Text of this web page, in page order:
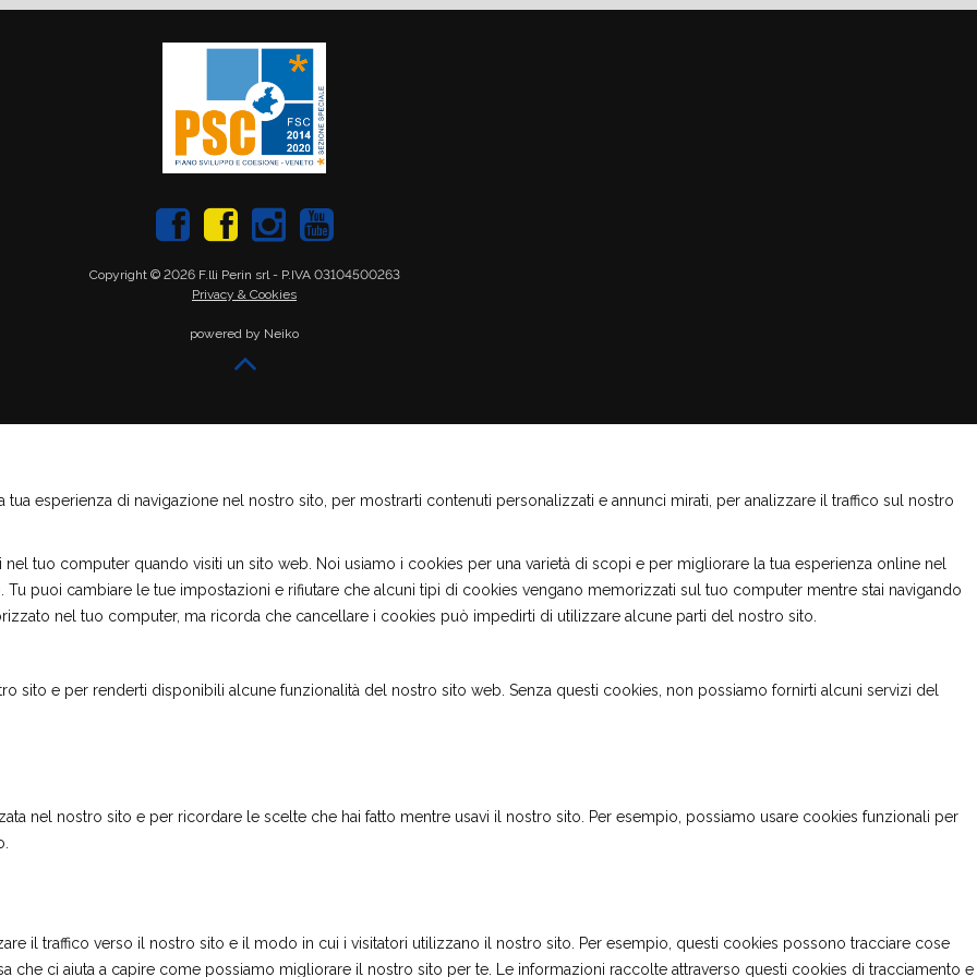
Copyright © 2026 F.lli Perin srl - P.IVA 03104500263
Privacy & Cookies
powered by Neiko
esperienza di navigazione nel nostro sito, per mostrarti contenuti personalizzati e annunci mirati, per analizzare il traffico sul nostro
tuo computer quando visiti un sito web. Noi usiamo i cookies per una varietà di scopi e per migliorare la tua esperienza online nel
puoi cambiare le tue impostazioni e rifiutare che alcuni tipi di cookies vengano memorizzati sul tuo computer mentre stai navigando
nel tuo computer, ma ricorda che cancellare i cookies può impedirti di utilizzare alcune parti del nostro sito.
sito e per renderti disponibili alcune funzionalità del nostro sito web. Senza questi cookies, non possiamo fornirti alcuni servizi del
nel nostro sito e per ricordare le scelte che hai fatto mentre usavi il nostro sito. Per esempio, possiamo usare cookies funzionali per
il traffico verso il nostro sito e il modo in cui i visitatori utilizzano il nostro sito. Per esempio, questi cookies possono tracciare cose
che ci aiuta a capire come possiamo migliorare il nostro sito per te. Le informazioni raccolte attraverso questi cookies di tracciamento e